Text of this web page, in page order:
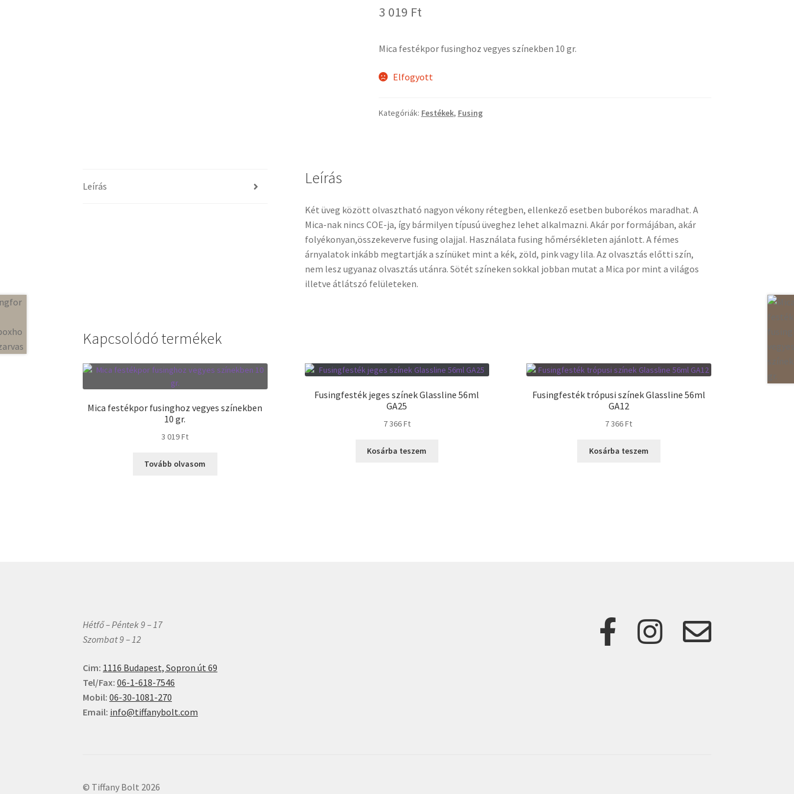
3 019 Ft
Mica festékpor fusinghoz vegyes színekben 10 gr.
Elfogyott
Kategóriák: Festékek, Fusing
Leírás Leírás
Két üveg között olvasztható nagyon vékony rétegben, ellenkező esetben buborékos maradhat. A
Mica-nak nincs COE-ja, így bármilyen típusú üveghez lehet alkalmazni. Akár por formájában, akár
folyékonyan,összekeverve fusing olajjal. Használata fusing hőmérsékleten ajánlott. A fémes
árnyalatok inkább megtartják a színüket mint a kék, zöld, pink vagy lila. Az olvasztás előtti szín,
nem lesz ugyanaz olvasztás utánra. Sötét színeken sokkal jobban mutat a Mica por mint a világos
illetve átlátszó felületeken.
Kapcsolódó termékek
Mica festékpor fusinghoz vegyes színekben
10 gr.
3 019Ft
Tovább olvasom
Fusingfesték jeges színek Glassline 56ml
GA25
7 366Ft
Kosárba teszem
Fusingfesték trópusi színek Glassline 56ml
GA12
7 366Ft
Kosárba teszem
Hétfő – Péntek 9 – 17
Szombat 9 – 12
Cim: 1116 Budapest, Sopron út 69
Tel/Fax: 06-1-618-7546
Mobil: 06-30-1081-270
Email: info@tiffanybolt.com
© Tiffany Bolt 2026